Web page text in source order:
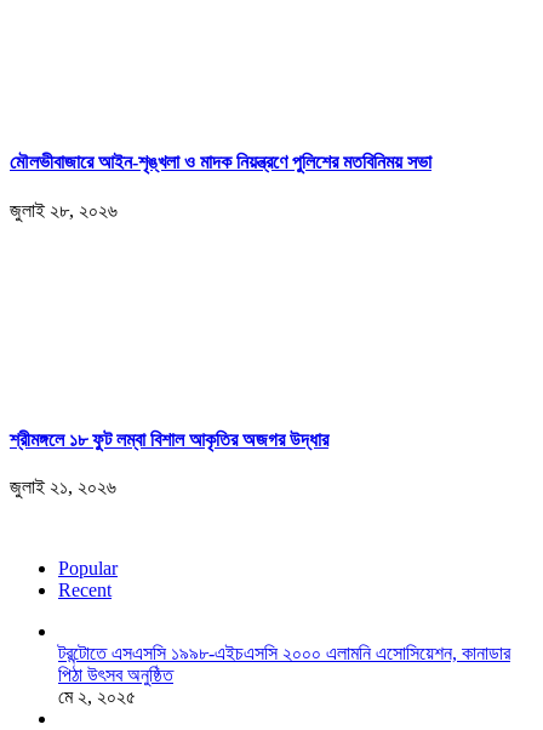
মৌলভীবাজারে আইন-শৃঙ্খলা ও মাদক নিয়ন্ত্রণে পুলিশের মতবিনিময় সভা
জুলাই ২৮, ২০২৬
শ্রীমঙ্গলে ১৮ ফুট লম্বা বিশাল আকৃতির অজগর উদ্ধার
জুলাই ২১, ২০২৬
Popular
Recent
টরন্টোতে এসএসসি ১৯৯৮-এইচএসসি ২০০০ এলামনি এসোসিয়েশন, কানাডার
পিঠা উৎসব অনুষ্ঠিত
মে ২, ২০২৫